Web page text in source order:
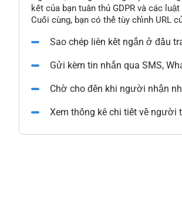
kết của bạn tuân thủ GDPR và các
Cuối cùng, bạn có thể tùy chỉnh URL
Sao chép liên kết ngắn ở đầu
Gửi kèm tin nhắn qua SMS,
Chờ cho đến khi người nhận
Xem thống kê chi tiết về người